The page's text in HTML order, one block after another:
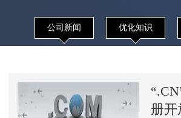
公司新闻 优化知识
册开